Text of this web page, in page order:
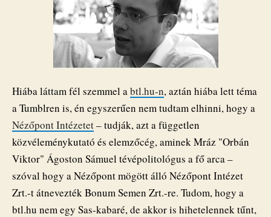
bejegyzéshez
Hiába láttam fél szemmel abtl.hu-n, aztán hiába lett téma
a Tumblren is, én egyszerűen nem tudtam elhinni, hogy a
Nézőpont Intézetet– tudják, azt a független
közvéleménykutató és elemzőcég, aminek Mráz "Orbán
Viktor" Ágoston Sámuel tévépolitológus a fő arca –
szóval hogy a Nézőpont mögött álló Nézőpont Intézet
Zrt.-t átnevezték Bonum Semen Zrt.-re. Tudom, hogy a
btl.hu nem egy Sas-kabaré, de akkor is hihetelennek tűnt,